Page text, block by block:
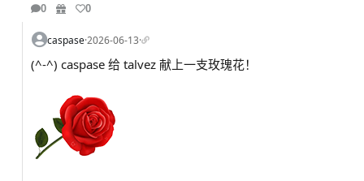
0 0
caspase·2026-06-13·
(^-^) caspase 给 talvez 献上一支玫瑰花！